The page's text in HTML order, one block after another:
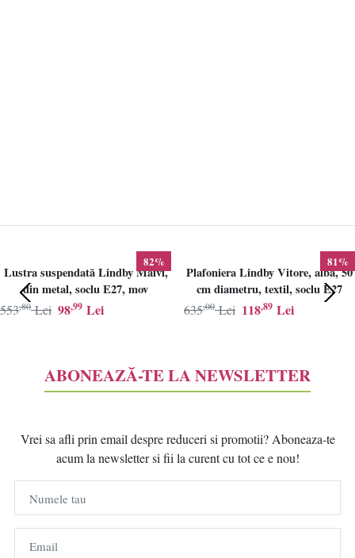
82%
Lustra suspendată Lindby Maivi,
din metal, soclu E27, mov
98,99 Lei
553,80 Lei
81%
Plafoniera Lindby Vitore, alba, 50
cm diametru, textil, soclu E27
118,89 Lei
635,00 Lei
ABONEAZĂ-TE LA NEWSLETTER
Vrei sa afli prin email despre reduceri si promotii? Aboneaza-te
acum la newsletter si fii la curent cu tot ce e nou!
Numele tau
Email